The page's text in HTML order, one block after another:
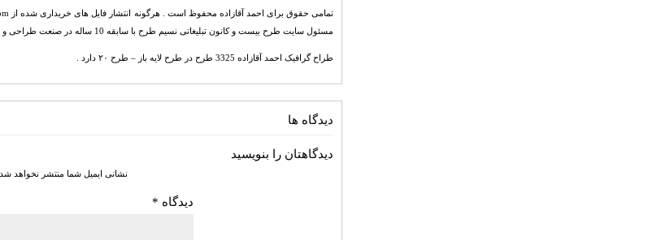
مسئول سایت طرح بیست و کانون تبلیغاتی نسیم طرح با سابقه 10 ساله در صنعت طراحی و چاپ می باشند . ایشان همچنین فارغ التحصیل و مدرس رشته ریاضی و برنامه نویسی هستند.
طراح گرافیک احمد آقازاده 3325 طرح در طرح لایه باز – طرح ۲۰ دارد .
دیدگاه ها
دیدگاهتان را بنویسید
نشانی ایمیل شما منتشر نخواهد شد.
دیدگاه *